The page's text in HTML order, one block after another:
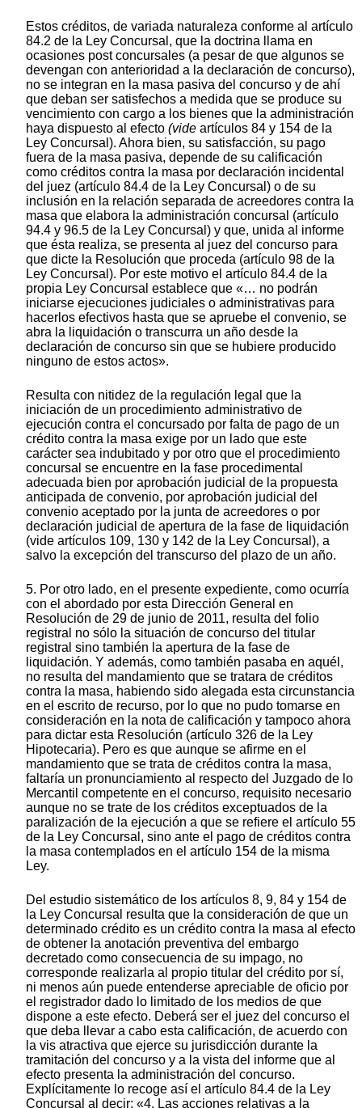
Estos créditos, de variada naturaleza conforme al artículo
84.2 de la Ley Concursal, que la doctrina llama en
ocasiones post concursales (a pesar de que algunos se
devengan con anterioridad a la declaración de concurso),
no se integran en la masa pasiva del concurso y de ahí
que deban ser satisfechos a medida que se produce su
vencimiento con cargo a los bienes que la administración
haya dispuesto al efecto (vide artículos 84 y 154 de la
Ley Concursal). Ahora bien, su satisfacción, su pago
fuera de la masa pasiva, depende de su calificación
como créditos contra la masa por declaración incidental
del juez (artículo 84.4 de la Ley Concursal) o de su
inclusión en la relación separada de acreedores contra la
masa que elabora la administración concursal (artículo
94.4 y 96.5 de la Ley Concursal) y que, unida al informe
que ésta realiza, se presenta al juez del concurso para
que dicte la Resolución que proceda (artículo 98 de la
Ley Concursal). Por este motivo el artículo 84.4 de la
propia Ley Concursal establece que «… no podrán
iniciarse ejecuciones judiciales o administrativas para
hacerlos efectivos hasta que se apruebe el convenio, se
abra la liquidación o transcurra un año desde la
declaración de concurso sin que se hubiere producido
ninguno de estos actos».
Resulta con nitidez de la regulación legal que la
iniciación de un procedimiento administrativo de
ejecución contra el concursado por falta de pago de un
crédito contra la masa exige por un lado que este
carácter sea indubitado y por otro que el procedimiento
concursal se encuentre en la fase procedimental
adecuada bien por aprobación judicial de la propuesta
anticipada de convenio, por aprobación judicial del
convenio aceptado por la junta de acreedores o por
declaración judicial de apertura de la fase de liquidación
(vide artículos 109, 130 y 142 de la Ley Concursal), a
salvo la excepción del transcurso del plazo de un año.
5. Por otro lado, en el presente expediente, como ocurría
con el abordado por esta Dirección General en
Resolución de 29 de junio de 2011, resulta del folio
registral no sólo la situación de concurso del titular
registral sino también la apertura de la fase de
liquidación. Y además, como también pasaba en aquél,
no resulta del mandamiento que se tratara de créditos
contra la masa, habiendo sido alegada esta circunstancia
en el escrito de recurso, por lo que no pudo tomarse en
consideración en la nota de calificación y tampoco ahora
para dictar esta Resolución (artículo 326 de la Ley
Hipotecaria). Pero es que aunque se afirme en el
mandamiento que se trata de créditos contra la masa,
faltaría un pronunciamiento al respecto del Juzgado de lo
Mercantil competente en el concurso, requisito necesario
aunque no se trate de los créditos exceptuados de la
paralización de la ejecución a que se refiere el artículo 55
de la Ley Concursal, sino ante el pago de créditos contra
la masa contemplados en el artículo 154 de la misma
Ley.
Del estudio sistemático de los artículos 8, 9, 84 y 154 de
la Ley Concursal resulta que la consideración de que un
determinado crédito es un crédito contra la masa al efecto
de obtener la anotación preventiva del embargo
decretado como consecuencia de su impago, no
corresponde realizarla al propio titular del crédito por sí,
ni menos aún puede entenderse apreciable de oficio por
el registrador dado lo limitado de los medios de que
dispone a este efecto. Deberá ser el juez del concurso el
que deba llevar a cabo esta calificación, de acuerdo con
la vis atractiva que ejerce su jurisdicción durante la
tramitación del concurso y a la vista del informe que al
efecto presenta la administración del concurso.
Explícitamente lo recoge así el artículo 84.4 de la Ley
Concursal al decir: «4. Las acciones relativas a la